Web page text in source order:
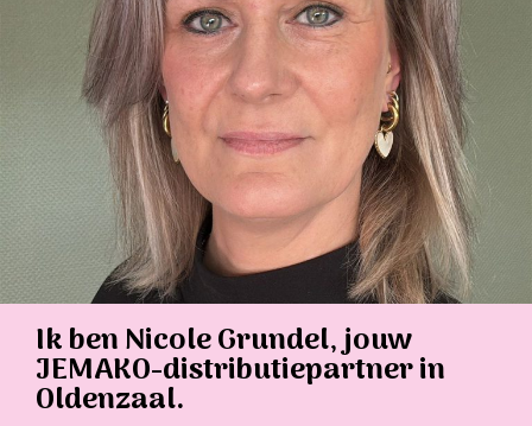
Ik ben Nicole Grundel, jouw
JEMAKO-distributiepartner in
Oldenzaal.